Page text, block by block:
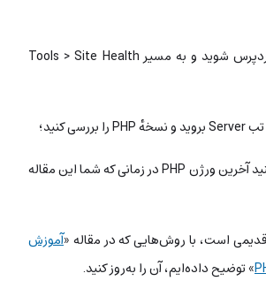
1) وارد پیشخوان وردپرس شوید و به مسیر Tools > Site Health
3) جستجو کنید و ببینید آخرین ورژن PHP در زمانی که شما این مقاله
آموزش
» توضیح داده‌ایم، آن را به‌روز کنید.